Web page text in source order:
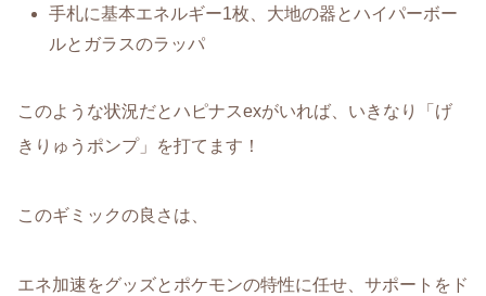
手札に基本エネルギー1枚、大地の器とハイパーボー
ルとガラスのラッパ
このような状況だとハピナスexがいれば、いきなり「げ
きりゅうポンプ」を打てます！
このギミックの良さは、
エネ加速をグッズとポケモンの特性に任せ、サポートをド